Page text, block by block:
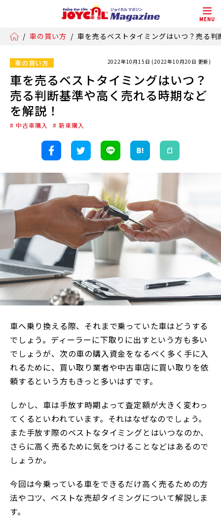
MENU
/ 車の買い方 / 車を売るベストタイミングはいつ？売る
車の買い方 2022年10月15日 (2022年10月20日 更新)
車を売るベストタイミングはいつ？
売る判断基準や高く売れる時期など
を解説！
# 中古車購入 # 新車購入
車へ乗り換える際、それまで乗っていた車はどうする
でしょう。ディーラーに下取りに出すという方も多い
でしょうが、次の車の購入資金をなるべく多く手に入
れるために、買い取り業者や中古車店に買い取りを依
頼するという方もきっと多いはずです。
しかし、車は手放す時期よって査定額が大きく変わっ
てくるといわれています。それはなぜなのでしょう。
また手放す際のベストなタイミングとはいつなのか、
さらに高く売るために気をつけることなどはあるので
しょうか。
今回は今乗っている車をできるだけ高く売るための方
法やコツ、ベストな売却タイミングについて解説しま
す。